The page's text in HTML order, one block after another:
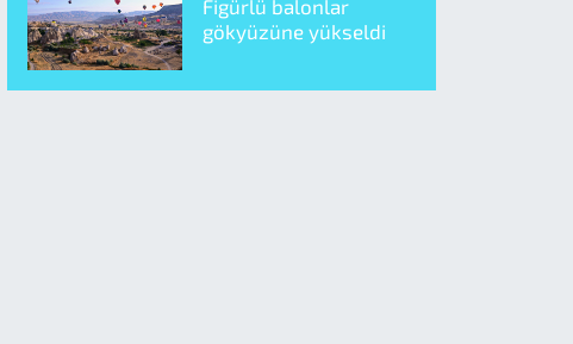
Figürlü balonlar
gökyüzüne yükseldi